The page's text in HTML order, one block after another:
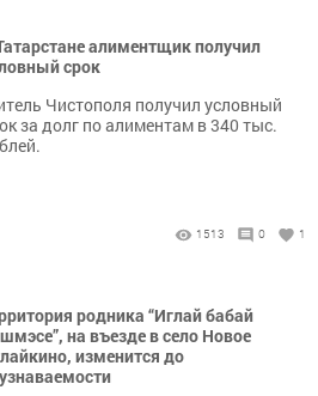
алиментщик получил
срок
Чистополя получил условный
за долг по алиментам в 340 тыс.
1513 0 1
родника “Иглай бабай
на въезде в село Новое
изменится до